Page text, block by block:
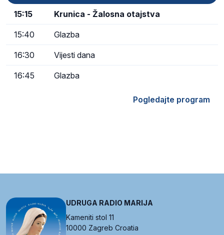
15:15 Krunica - Žalosna otajstva
15:40 Glazba
16:30 Vijesti dana
16:45 Glazba
Pogledajte program
UDRUGA RADIO MARIJA
Kameniti stol 11
10000 Zagreb Croatia